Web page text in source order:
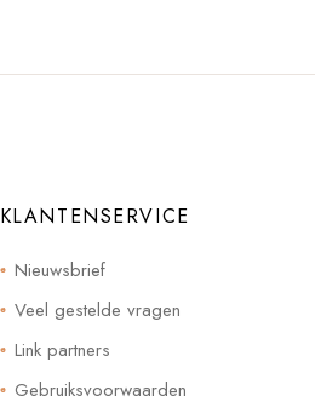
KLANTENSERVICE
Nieuwsbrief
Veel gestelde vragen
Link partners
Gebruiksvoorwaarden